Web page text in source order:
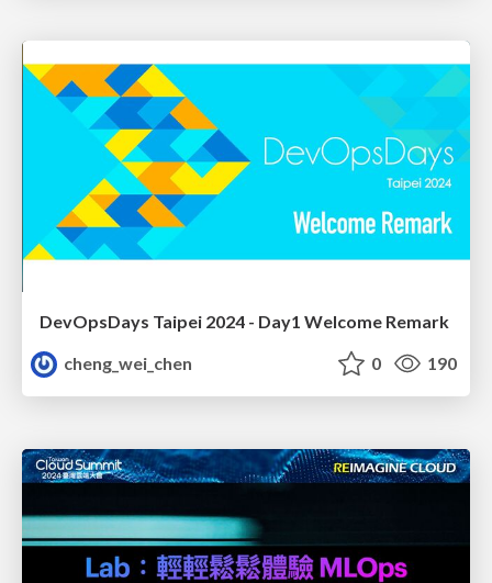
DevOpsDays Taipei 2024 - Day1 Welcome Remark
cheng_wei_chen
0 190